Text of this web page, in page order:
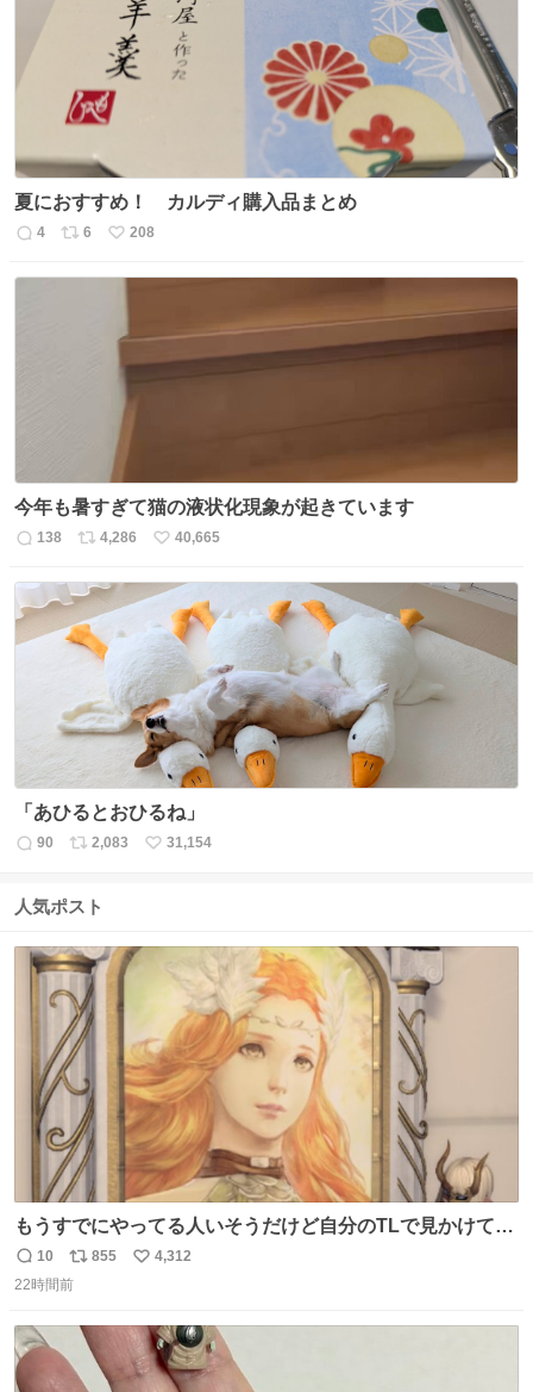
数
夏におすすめ！ カルディ購入品まとめ
返
4
リ
6
い
208
今年も暑すぎて猫の液状化現象が起きています
返
138
リ
ス
ト
数
4,286
い
ね
数
40,665
「あひるとおひるね」
返
数
90
リ
ス
数
2,083
い
31,154
人気ポスト
もうすでにやってる人いそうだけど自分のTLで見かけてな
い
返
信
10
リ
ポ
ト
数
855
い
数
4,312
22時間前